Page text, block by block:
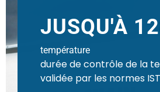
JUSQU'À
température
durée de contrôle de la
validée par les normes